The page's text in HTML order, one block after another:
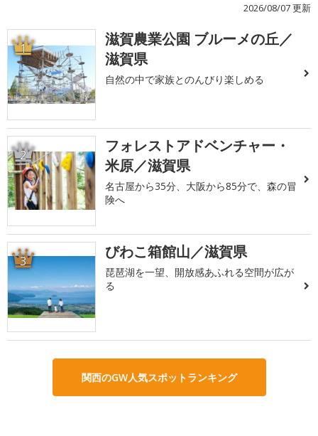
2026/08/07 更新
1
滋賀農業公園 ブルーメの丘／
滋賀県
自然の中で家族とのんびり楽しめる
2
フォレストアドベンチャー・
米原／滋賀県
名古屋から35分、大阪から85分で、森の冒
険へ
3 びわこ箱館山／滋賀県
琵琶湖を一望、開放感あふれる空間が広が
る
関西のGW人気スポットランキング